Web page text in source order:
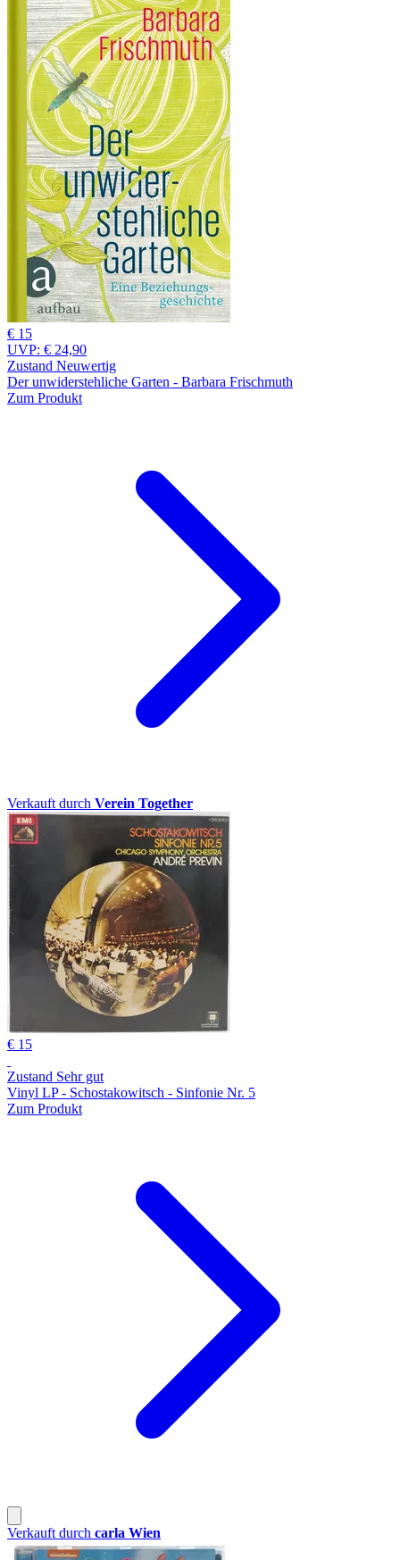
€ 15
UVP: € 24,90
Zustand Neuwertig
Der unwiderstehliche Garten - Barbara Frischmuth
Zum Produkt
Verkauft durch Verein Together
€ 15
Zustand Sehr gut
Vinyl LP - Schostakowitsch - Sinfonie Nr. 5
Zum Produkt
Verkauft durch carla Wien